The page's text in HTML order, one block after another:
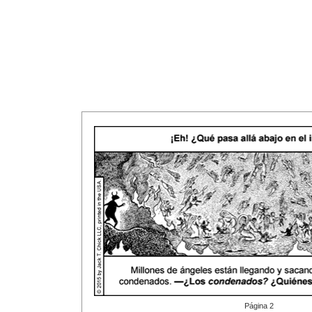
Página 2